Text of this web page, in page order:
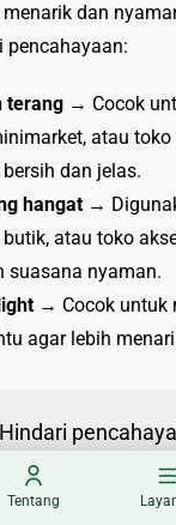
dan
pencahayaan:
terang → Cocok
atau
dan jelas.
hangat →
atau toko
suasana nyaman.
→ Cocok untuk
agar lebih
redup atau
dapat
Tentang